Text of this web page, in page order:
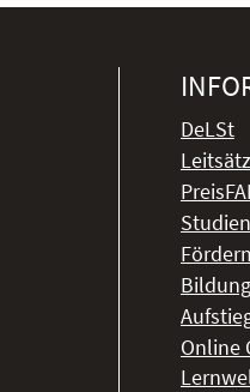
DeLSt
Online